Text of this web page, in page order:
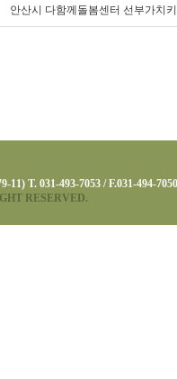
안산시 다함께돌봄센터 선부가치
T. 031-493-7053 / F.031-494-7050
RESERVED.